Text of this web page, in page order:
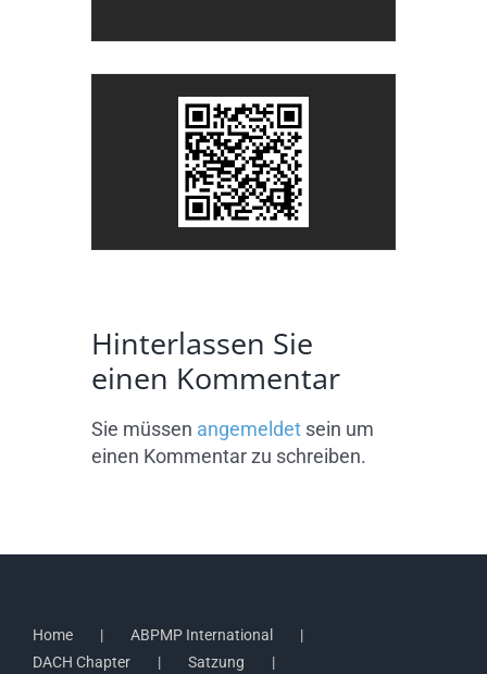
Hinterlassen Sie
einen Kommentar
Sie müssen angemeldet sein um
einen Kommentar zu schreiben.
Home
ABPMP International
DACH Chapter
Satzung